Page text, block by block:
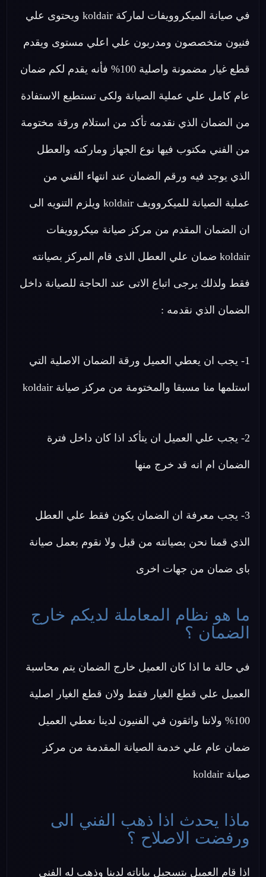
في صيانة الميكروويفات لماركة koldair ويحتوى علي
فنيون متخصصون ومدربون علي اعلي مستوى ويقدم
قطع غيار مضمونة واصلية 100% فأنه يقدم لكم ضمان
عام كامل علي عملية الصيانة ولكى تستطيع الاستفادة
من الضمان الذي نقدمه تأكد من استلام ورقة مختومة
من الفني مكتوب فيها نوع الجهاز وماركته والعطل
الذي يوجد فيه ورقم الضمان عند انتهاء الفني من
عملية الصيانة للميكروويف koldair ويلزم التنويه الى
ان الضمان المقدم من مركز صيانة ميكروويفات
koldair ضمان علي العطل الذى قام المركز بصيانته
فقط ولذلك يرجى اتباع الاتى عند الحاجة للصيانة داخل
الضمان الذي نقدمه :
1- يجب ان يعطي العميل ورقة الضمان الاصلية التي
استلمها منا مسبقا والمختومة من مركز صيانة koldair
2- يجب علي العميل ان يتأكد اذا كان داخل فترة
الضمان ام انه قد خرج منها
3- يجب معرفة ان الضمان يكون فقط علي العطل
الذي قمنا نحن بصيانته من قبل ولا نقوم بعمل صيانة
باى ضمان من جهات اخرى
ما هو نظام المعاملة لديكم خارج
الضمان ؟
في حالة ما اذا كان العميل خارج الضمان يتم محاسبة
العميل علي قطع الغيار فقط ولان قطع الغيار اصلية
100% ولاننا واثقون في الفنيون لدينا نعطي العميل
ضمان عام علي خدمة الصيانة المقدمة من مركز
صيانة koldair
ماذا يحدث اذا ذهب الفني الى
ورفضت الاصلاح ؟
اذا قام العميل بتسجيل بياناته لدينا وذهب له الفني